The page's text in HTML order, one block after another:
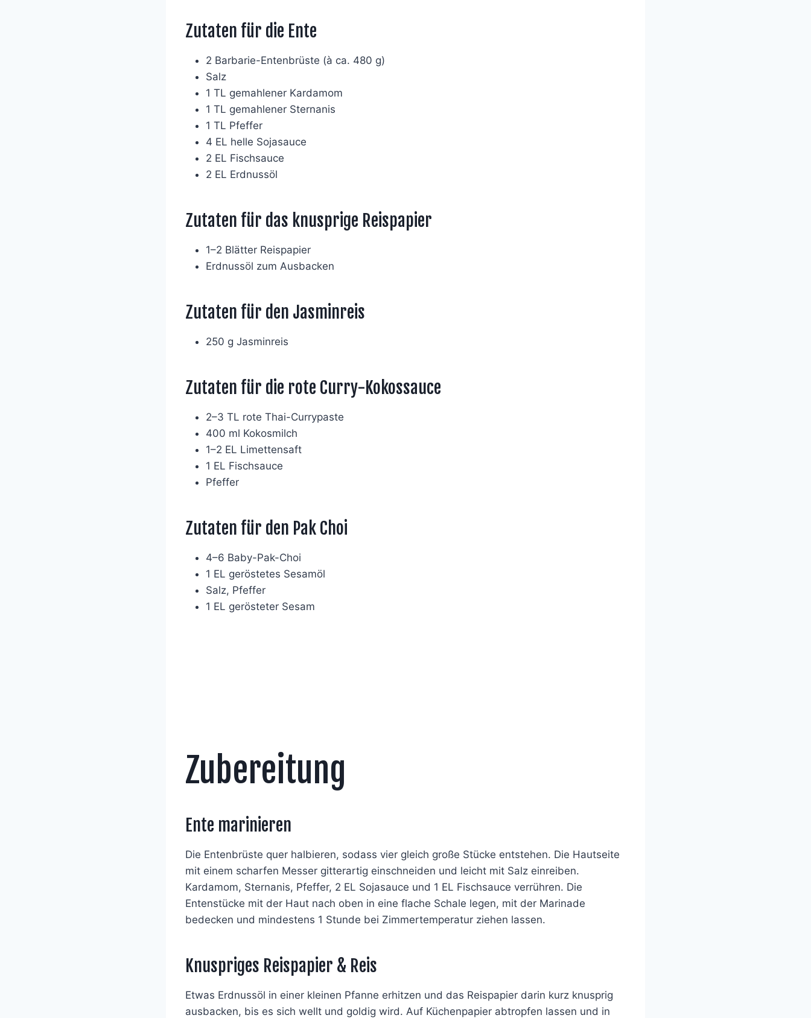
Zutaten für die Ente
2 Barbarie-Entenbrüste (à ca. 480 g)
Salz
1 TL gemahlener Kardamom
1 TL gemahlener Sternanis
1 TL Pfeffer
4 EL helle Sojasauce
2 EL Fischsauce
2 EL Erdnussöl
Zutaten für das knusprige Reispapier
1–2 Blätter Reispapier
Erdnussöl zum Ausbacken
Zutaten für den Jasminreis
250 g Jasminreis
Zutaten für die rote Curry-Kokossauce
2–3 TL rote Thai-Currypaste
400 ml Kokosmilch
1–2 EL Limettensaft
1 EL Fischsauce
Pfeffer
Zutaten für den Pak Choi
4–6 Baby-Pak-Choi
1 EL geröstetes Sesamöl
Salz, Pfeffer
1 EL gerösteter Sesam
Zubereitung
Ente marinieren
Die Entenbrüste quer halbieren, sodass vier gleich große Stücke entstehen. Die Hautseite
mit einem scharfen Messer gitterartig einschneiden und leicht mit Salz einreiben.
Kardamom, Sternanis, Pfeffer, 2 EL Sojasauce und 1 EL Fischsauce verrühren. Die
Entenstücke mit der Haut nach oben in eine flache Schale legen, mit der Marinade
bedecken und mindestens 1 Stunde bei Zimmertemperatur ziehen lassen.
Knuspriges Reispapier & Reis
Etwas Erdnussöl in einer kleinen Pfanne erhitzen und das Reispapier darin kurz knusprig
ausbacken, bis es sich wellt und goldig wird. Auf Küchenpapier abtropfen lassen und in